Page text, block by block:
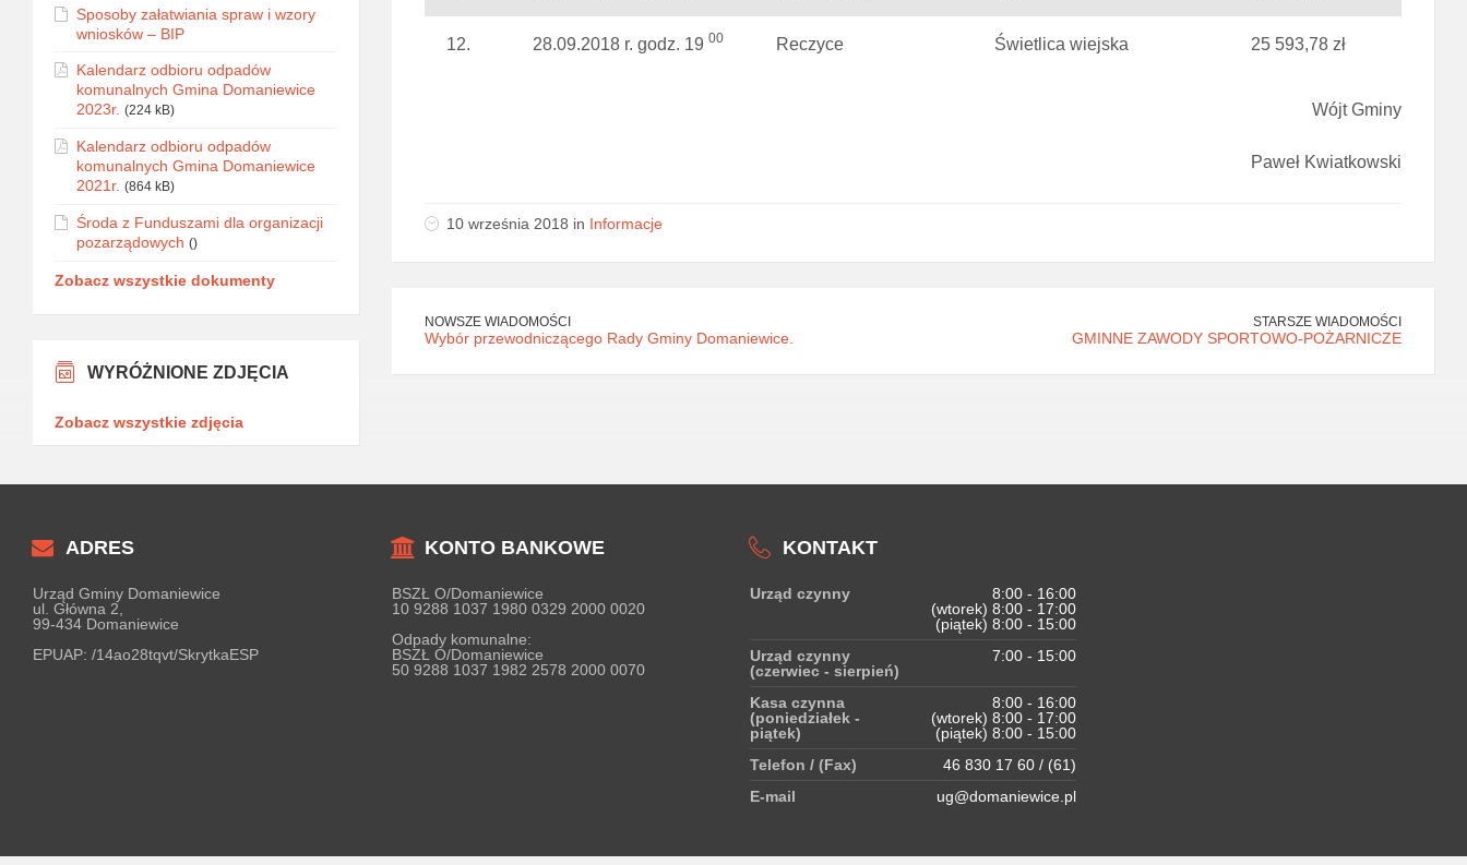
12. 28.09.2018 r. godz. 19 00 Reczyce Świetlica wiejska 25 593,78 zł
Wójt Gminy
Paweł Kwiatkowski
10 września 2018 in Informacje
NOWSZE WIADOMOŚCI
Wybór przewodniczącego Rady Gminy Domaniewice.
STARSZE WIADOMOŚCI
GMINNE ZAWODY SPORTOWO-POŻARNICZE
Sposoby załatwiania spraw i wzory
wniosków – BIP
Kalendarz odbioru odpadów
komunalnych Gmina Domaniewice
2023r. (224 kB)
Kalendarz odbioru odpadów
komunalnych Gmina Domaniewice
2021r. (864 kB)
Środa z Funduszami dla organizacji
pozarządowych ()
Zobacz wszystkie dokumenty
WYRÓŻNIONE ZDJĘCIA
Zobacz wszystkie zdjęcia
ADRES
Urząd Gminy Domaniewice
ul. Główna 2,
99-434 Domaniewice
EPUAP: /14ao28tqvt/SkrytkaESP
KONTO BANKOWE
BSZŁ O/Domaniewice
10 9288 1037 1980 0329 2000 0020
Odpady komunalne:
BSZŁ O/Domaniewice
50 9288 1037 1982 2578 2000 0070
KONTAKT
Urząd czynny
8:00 - 16:00
(wtorek) 8:00 - 17:00
(piątek) 8:00 - 15:00
Urząd czynny
(czerwiec - sierpień)
7:00 - 15:00
Kasa czynna
(poniedziałek -
piątek)
8:00 - 16:00
(wtorek) 8:00 - 17:00
(piątek) 8:00 - 15:00
Telefon / (Fax)
46 830 17 60 / (61)
E-mail
ug@domaniewice.pl